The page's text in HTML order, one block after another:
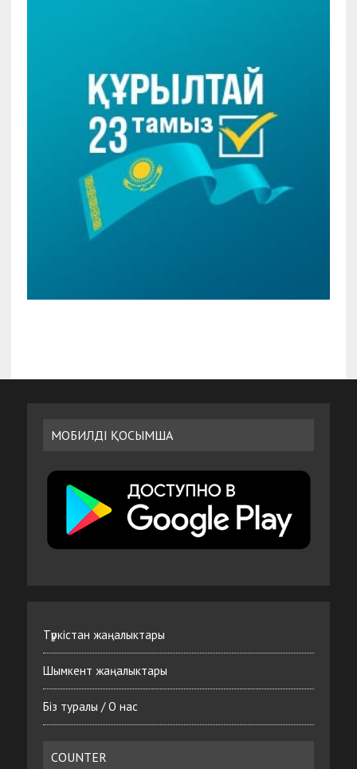
МОБИЛДІ ҚОСЫМША
Түркістан жаңалыктары
Шымкент жаңалыктары
Біз туралы / О нас
COUNTER